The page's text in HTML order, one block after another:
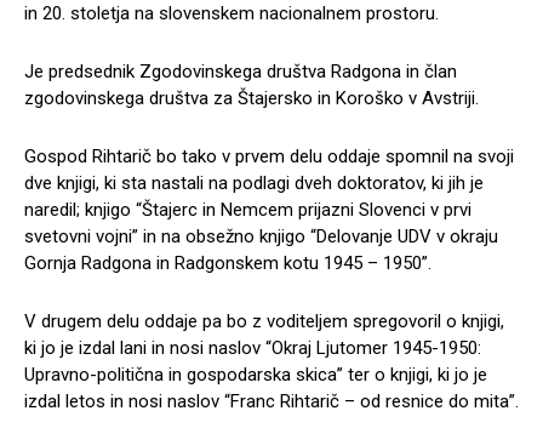
in 20. stoletja na slovenskem nacionalnem prostoru.
Je predsednik Zgodovinskega društva Radgona in član
zgodovinskega društva za Štajersko in Koroško v Avstriji.
Gospod Rihtarič bo tako v prvem delu oddaje spomnil na svoji
dve knjigi, ki sta nastali na podlagi dveh doktoratov, ki jih je
naredil; knjigo “Štajerc in Nemcem prijazni Slovenci v prvi
svetovni vojni” in na obsežno knjigo “Delovanje UDV v okraju
Gornja Radgona in Radgonskem kotu 1945 – 1950”.
V drugem delu oddaje pa bo z voditeljem spregovoril o knjigi,
ki jo je izdal lani in nosi naslov “Okraj Ljutomer 1945-1950:
Upravno-politična in gospodarska skica” ter o knjigi, ki jo je
izdal letos in nosi naslov “Franc Rihtarič – od resnice do mita”.